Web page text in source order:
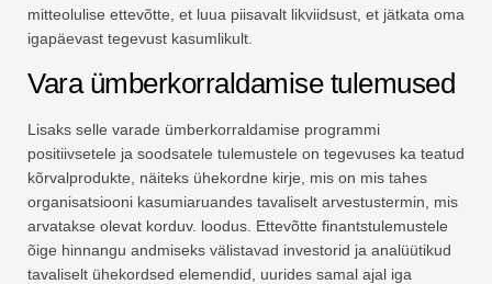
mitteolulise ettevõtte, et luua piisavalt likviidsust, et jätkata oma
igapäevast tegevust kasumlikult.
Vara ümberkorraldamise tulemused
Lisaks selle varade ümberkorraldamise programmi
positiivsetele ja soodsatele tulemustele on tegevuses ka teatud
kõrvalprodukte, näiteks ühekordne kirje, mis on mis tahes
organisatsiooni kasumiaruandes tavaliselt arvestustermin, mis
arvatakse olevat korduv. loodus. Ettevõtte finantstulemustele
õige hinnangu andmiseks välistavad investorid ja analüütikud
tavaliselt ühekordsed elemendid, uurides samal ajal iga